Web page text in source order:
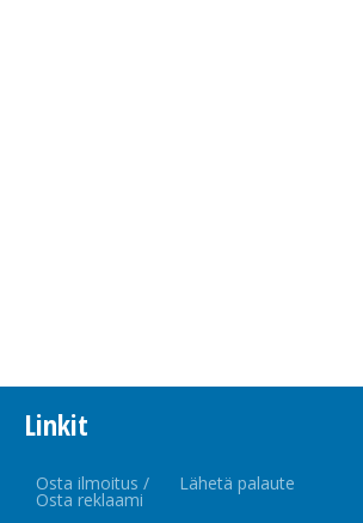
Linkit
Osta ilmoitus /
Osta reklaami
Lähetä palaute